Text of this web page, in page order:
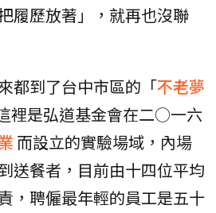
履歷放著」，就再也沒聯
都到了台中市區的「不老夢
裡是弘道基金會在二○一六
而設立的實驗場域，內場
送餐者，目前由十四位平均
，聘僱最年輕的員工是五十